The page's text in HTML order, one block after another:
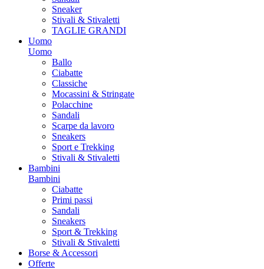
Sneaker
Stivali & Stivaletti
TAGLIE GRANDI
Uomo
Uomo
Ballo
Ciabatte
Classiche
Mocassini & Stringate
Polacchine
Sandali
Scarpe da lavoro
Sneakers
Sport e Trekking
Stivali & Stivaletti
Bambini
Bambini
Ciabatte
Primi passi
Sandali
Sneakers
Sport & Trekking
Stivali & Stivaletti
Borse & Accessori
Offerte